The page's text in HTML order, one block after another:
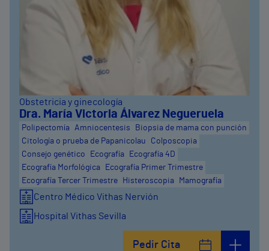
Obstetricia y ginecología
Dra. María Victoria Álvarez Negueruela
Polipectomía Amniocentesis
Biopsia de mama con punción
Citología o prueba de Papanicolau
Colposcopia
Consejo genético
Ecografía
Ecografía 4D
Ecografía Morfológica
Ecografía Primer Trimestre
Ecografía Tercer Trimestre
Histeroscopia Mamografía
Centro Médico Vithas Nervión
Hospital Vithas Sevilla
Pedir Cita